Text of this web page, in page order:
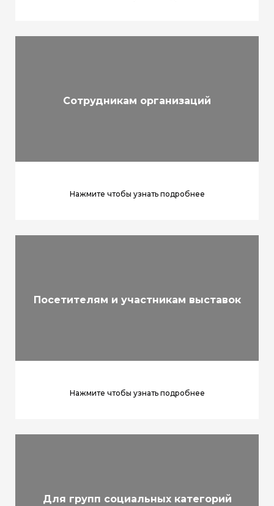
Сотрудникам организаций
Нажмите чтобы узнать подробнее
Посетителям и участникам выставок
Нажмите чтобы узнать подробнее
Для групп социальных категорий